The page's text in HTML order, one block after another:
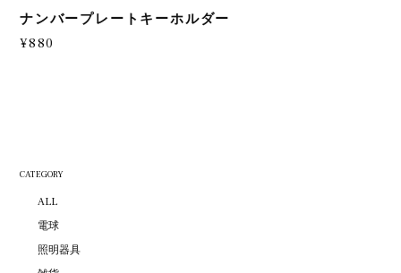
ナンバープレートキーホルダー
¥880
CATEGORY
ALL
電球
照明器具